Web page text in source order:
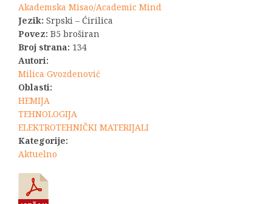
Akademska Misao/Academic Mind
Jezik: Srpski – Ćirilica
Povez: B5 broširan
Broj strana: 134
Autori:
Milica Gvozdenović
Oblasti:
HEMIJA
TEHNOLOGIJA
ELEKTROTEHNIČKI MATERIJALI
Kategorije:
Aktuelno